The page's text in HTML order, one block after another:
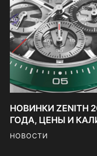
НОВИНКИ ZENITH
ГОДА, ЦЕНЫ И
НОВОСТИ